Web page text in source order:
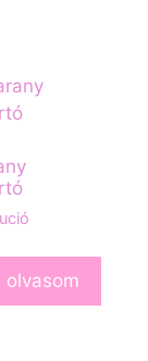
olvasom